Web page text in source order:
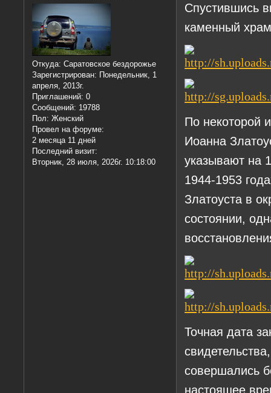
Откуда: Саратовское бездорожье
Зарегистрирован: Понедельник, 1
апреля, 2013г.
Приглашений: 0
Сообщений: 19788
Пол: Женский
Провел на форуме:
2 месяца 11 дней
Последний визит:
Вторник, 28 июля, 2026г. 10:18:00
Спустившись
каменный
По некоторой
Иоанна
указывают на
1944-1953
Златоуста в
состоянии,
Точная дата
совершались
настоящее